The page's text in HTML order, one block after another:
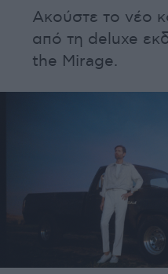
Ακούστε το νέο
από τη deluxe
the Mirage.